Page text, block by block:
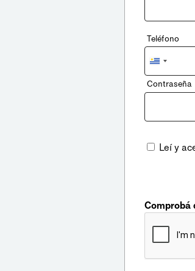
Teléfono
Uruguay
+598
Contraseña
Leí y
Comprobá